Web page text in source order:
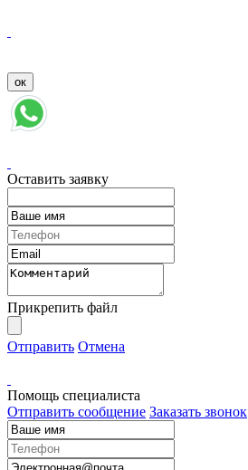
Оставить заявку
Прикрепить файл
Отправить Отмена
Помощь специалиста
Отправить сообщение Заказать звонок